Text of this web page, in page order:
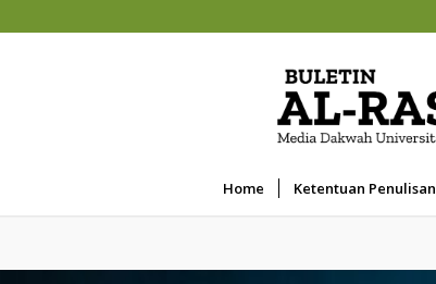
Home Ketentuan Penulisan